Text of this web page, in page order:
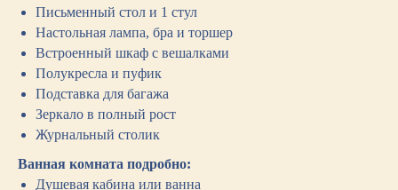
Письменный стол и 1 стул
Настольная лампа, бра и торшер
Встроенный шкаф с вешалками
Полукресла и пуфик
Подставка для багажа
Зеркало в полный рост
Журнальный столик
Ванная комната подробно:
Душевая кабина или ванна